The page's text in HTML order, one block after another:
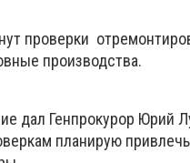
проверки
производства.
дал Генпрокурор Юрий
планирую